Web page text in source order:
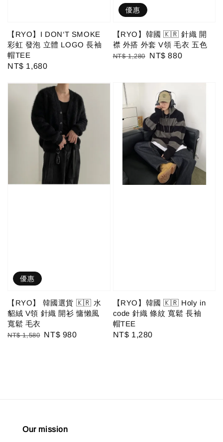
【RYO】I DON‘T SMOKE
彩虹 發泡 立體 LOGO 長袖
帽TEE
Regular
NT$ 1,680
優惠
【RYO】韓國 🇰🇷 針織 開
襟 外搭 外套 V領 毛衣 五色
Regular
NT$ 1,280
Sale
NT$ 880
優惠
【RYO】 韓國選貨 🇰🇷 水
貂絨 V領 針織 開衫 慵懶風
寬鬆 毛衣
Regular
NT$ 1,580 Sale
NT$ 980
【RYO】韓國 🇰🇷 Holy in
code 針織 條紋 寬鬆 長袖
帽TEE
Regular
NT$ 1,280
Our mission